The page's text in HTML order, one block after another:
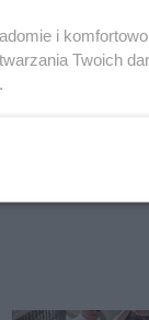
i
Twoich